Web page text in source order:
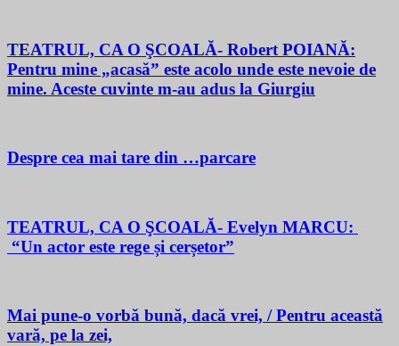
TEATRUL, CA O ŞCOALĂ- Robert POIANĂ:
Pentru mine „acasă” este acolo unde este nevoie de
mine. Aceste cuvinte m-au adus la Giurgiu
Despre cea mai tare din …parcare
TEATRUL, CA O ŞCOALĂ- Evelyn MARCU:
“Un actor este rege și cerșetor”
Mai pune-o vorbă bună, dacă vrei, / Pentru această
vară, pe la zei,